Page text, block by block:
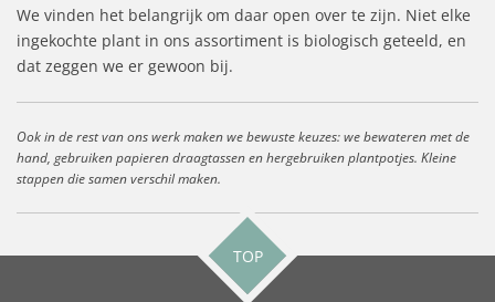
We vinden het belangrijk om daar open over te zijn. Niet elke
ingekochte plant in ons assortiment is biologisch geteeld, en
dat zeggen we er gewoon bij.
Ook in de rest van ons werk maken we bewuste keuzes: we bewateren met de
hand, gebruiken papieren draagtassen en hergebruiken plantpotjes. Kleine
stappen die samen verschil maken.
TOP